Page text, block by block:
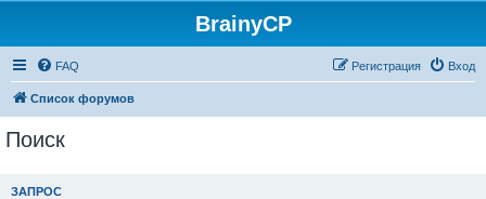
BrainyCP
FAQ Вход
Регистрация
Список форумов
Поиск
ЗАПРОС